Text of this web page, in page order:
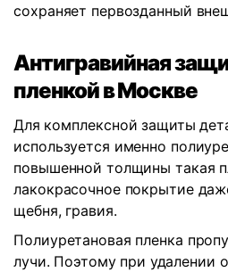
сохраняет первозданный
Антигравийная
пленкой в Москве
Для комплексной защиты
используется именно
повышенной толщины такая
лакокрасочное покрытие
щебня, гравия.
Полиуретановая пленка
лучи. Поэтому при удалении